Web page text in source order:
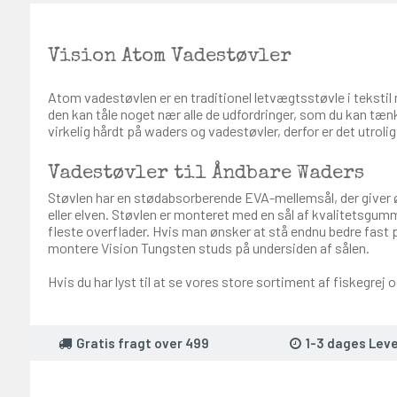
Vision Atom Vadestøvler
Atom vadestøvlen er en traditionel letvægtsstøvle i tekstil
den kan tåle noget nær alle de udfordringer, som du kan
virkelig hårdt på waders og vadestøvler, derfor er det
Vadestøvler til Åndbare Waders
Støvlen har en stødabsorberende EVA-mellemsål, der
eller elven. Støvlen er monteret med en sål af
fleste overflader. Hvis man ønsker at stå endnu bedre fast
montere Vision Tungsten studs på undersiden af sålen.
Hvis du har lyst til at se vores store sortiment af fiskegrej
Gratis fragt over 499 1-3 dages